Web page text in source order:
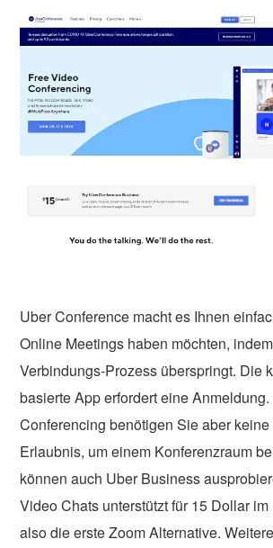
Uber Conference macht es Ihnen
Online Meetings haben möchten,
Verbindungs-Prozess überspringt. Die
basierte App erfordert eine
Conferencing benötigen Sie aber
Erlaubnis, um einem Konferenzraum
können auch Uber Business
Video Chats unterstützt für 15 Dollar
also die erste Zoom Alternative.